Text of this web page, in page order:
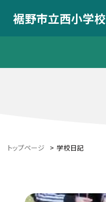
裾野市立西小学校
トップページ > 学校日記